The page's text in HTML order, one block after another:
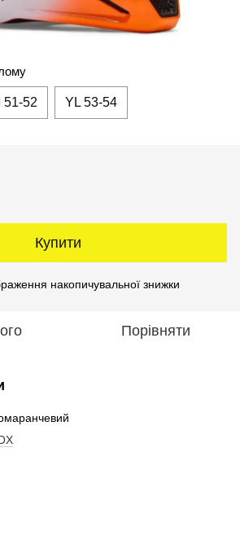
51-52 YL 53-54
Купити
накопичувальної знижки
Порівняти